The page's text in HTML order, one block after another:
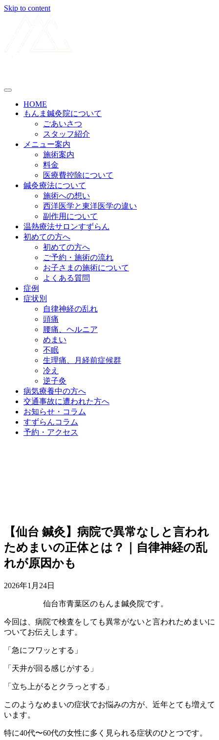
Skip to content
HOME
もんま鍼灸院について
ごあいさつ
スタッフ紹介
メニュー案内
施術案内
料金
医療費控除について
鍼灸療法について
施術への想い
西洋医学と東洋医学の違い
副作用について
温熱療法サロンすずらん
初めての方へ
初めての方へ
ご予約・施術の流れ
お子さまの施術について
よくある質問
症例
症状別
自律神経の乱れ
頭痛
腰痛、ヘルニア
めまい
不眠
生理痛、月経前症候群
冷え
逆子灸
病気療養中の方へ
交通事故に遭われた方へ
お知らせ・コラム
すずらんコラム
予約・アクセス
【仙台 鍼灸】病院で異常なしと言われ
ためまいの正体とは？｜自律神経の乱
れが原因かも
2026年1月24日
仙台市青葉区のもんま鍼灸院です。
今回は、病院で検査をしても異常がないと言われためまいに
ついてお伝えします。
「急にフワッとする」
「天井が回る感じがする」
「立ち上がるとクラっとする」
このようなめまいの症状でお悩みの方が、近年とても増えて
います。
特に40代〜60代の女性に多く見られる症状のひとつです。